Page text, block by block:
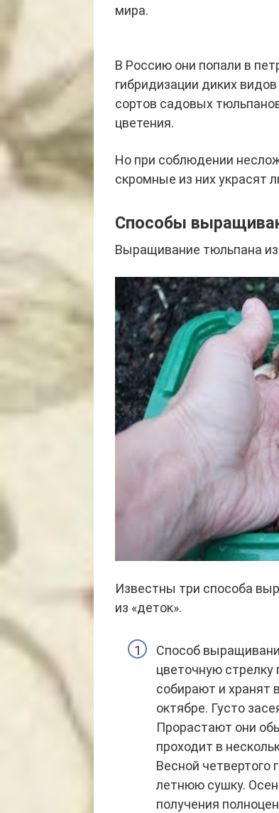
мира.
В Россию они попали в
гибридизации диких
сортов садовых
цветения.
Но при соблюдении
скромные из них украсят
Способы
Выращивание тюльпана
Известны три способа
из «деток».
Способ
цветочную
собирают и хранят
октябре. Густо
Прорастают они
проходит в
Весной четвертого
летнюю сушку.
получения